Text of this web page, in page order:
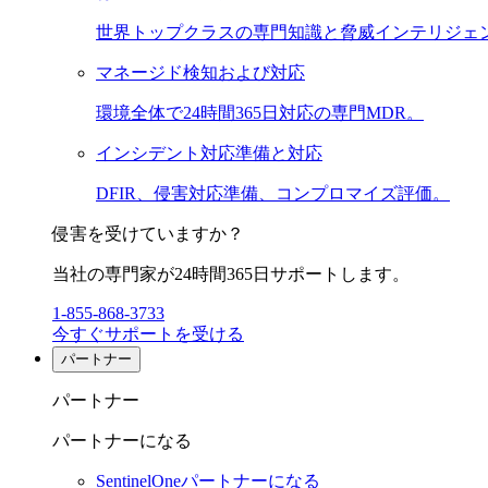
世界トップクラスの専門知識と脅威インテリジェ
マネージド検知および対応
環境全体で24時間365日対応の専門MDR。
インシデント対応準備と対応
DFIR、侵害対応準備、コンプロマイズ評価。
侵害を受けていますか？
当社の専門家が24時間365日サポートします。
1-855-868-3733
今すぐサポートを受ける
パートナー
パートナー
パートナーになる
SentinelOneパートナーになる